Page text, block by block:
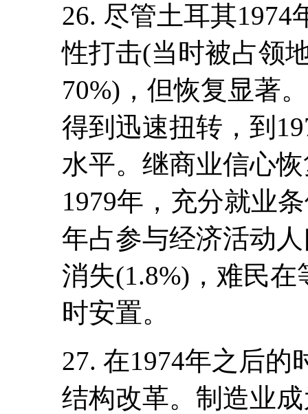
26. 尽管土耳其
性打击(当时被占领
70%)，但恢复显著
得到迅速扭转，到
水平。继商业信心
1979年，充分就业
年占参与经济活动
消失(1.8%)，难民
时安置。
27. 在1974年之后
结构改革。制造业